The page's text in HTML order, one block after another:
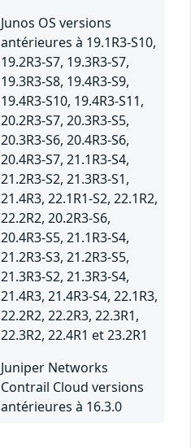
Junos OS versions
antérieures à 19.1R3-S10,
19.2R3-S7, 19.3R3-S7,
19.3R3-S8, 19.4R3-S9,
19.4R3-S10, 19.4R3-S11,
20.2R3-S7, 20.3R3-S5,
20.3R3-S6, 20.4R3-S6,
20.4R3-S7, 21.1R3-S4,
21.2R3-S2, 21.3R3-S1,
21.4R3, 22.1R1-S2, 22.1R2,
22.2R2, 20.2R3-S6,
20.4R3-S5, 21.1R3-S4,
21.2R3-S3, 21.2R3-S5,
21.3R3-S2, 21.3R3-S4,
21.4R3, 21.4R3-S4, 22.1R3,
22.2R2, 22.2R3, 22.3R1,
22.3R2, 22.4R1 et 23.2R1
Juniper Networks
Contrail Cloud versions
antérieures à 16.3.0